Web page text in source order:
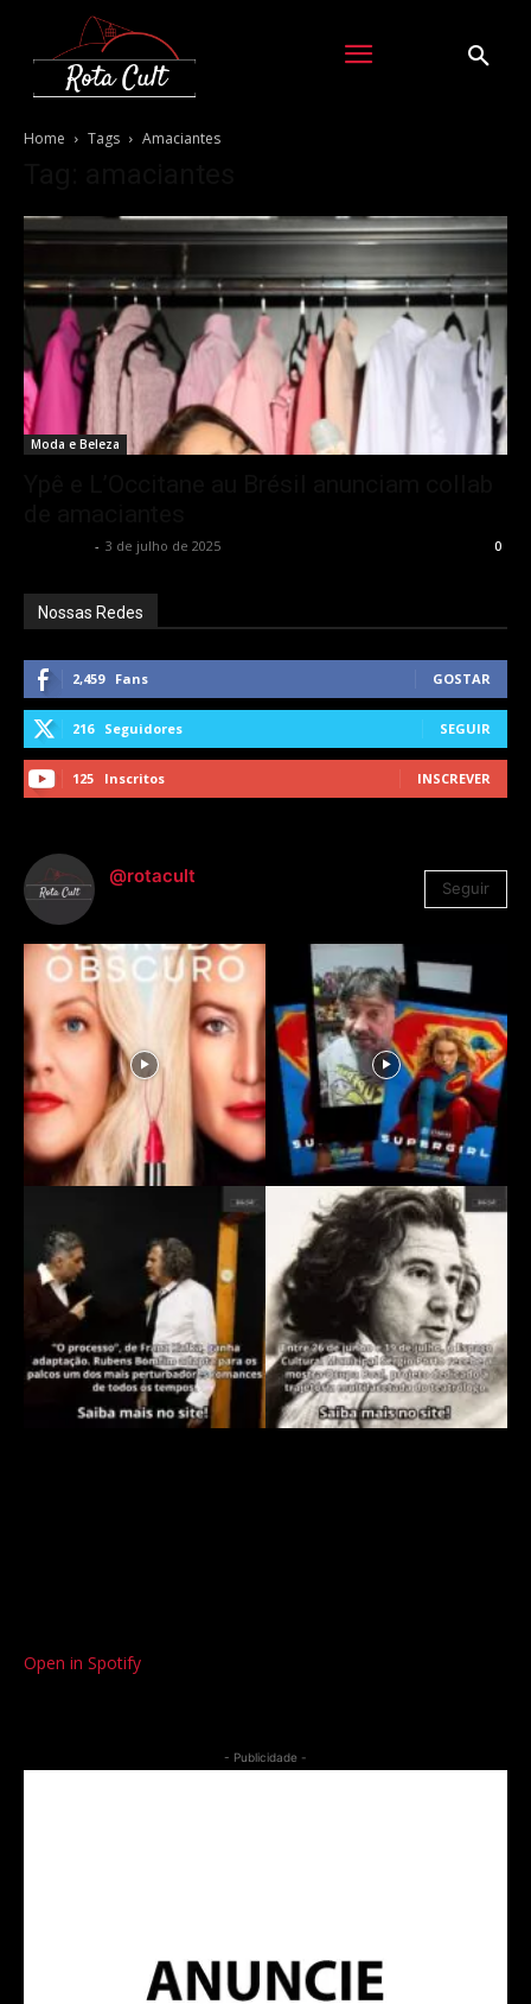
Home Tags Amaciantes
Moda e Beleza
- 3 de julho de 2025 0
Nossas Redes
2,459 Fans GOSTAR
216 Seguidores SEGUIR
125 Inscritos INSCREVER
@rotacult
Seguir
Open in Spotify
- Publicidade -